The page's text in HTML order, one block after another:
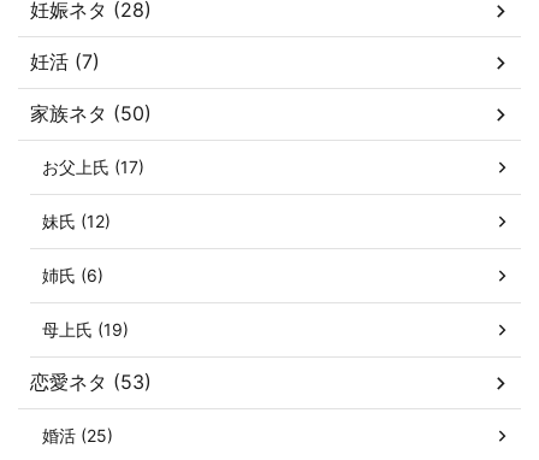
妊娠ネタ (28)
妊活 (7)
家族ネタ (50)
お父上氏 (17)
妹氏 (12)
姉氏 (6)
母上氏 (19)
恋愛ネタ (53)
婚活 (25)